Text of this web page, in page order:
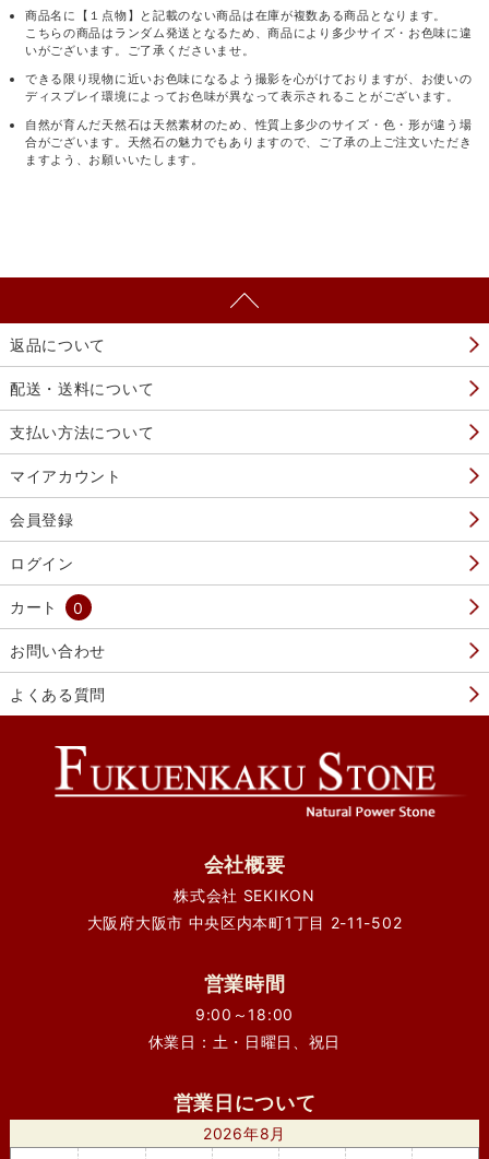
商品名に【１点物】と記載のない商品は在庫が複数ある商品となります。
こちらの商品はランダム発送となるため、商品により多少サイズ・お色味に違
いがございます。ご了承くださいませ。
できる限り現物に近いお色味になるよう撮影を心がけておりますが、お使いの
ディスプレイ環境によってお色味が異なって表示されることがございます。
自然が育んだ天然石は天然素材のため、性質上多少のサイズ・色・形が違う場
合がございます。天然石の魅力でもありますので、ご了承の上ご注文いただき
ますよう、お願いいたします。
返品について
配送・送料について
支払い方法について
マイアカウント
会員登録
ログイン
カート 0
お問い合わせ
よくある質問
会社概要
株式会社 SEKIKON
大阪府大阪市 中央区内本町1丁目 2-11-502
営業時間
9:00～18:00
休業日：土・日曜日、祝日
営業日について
2026年8月